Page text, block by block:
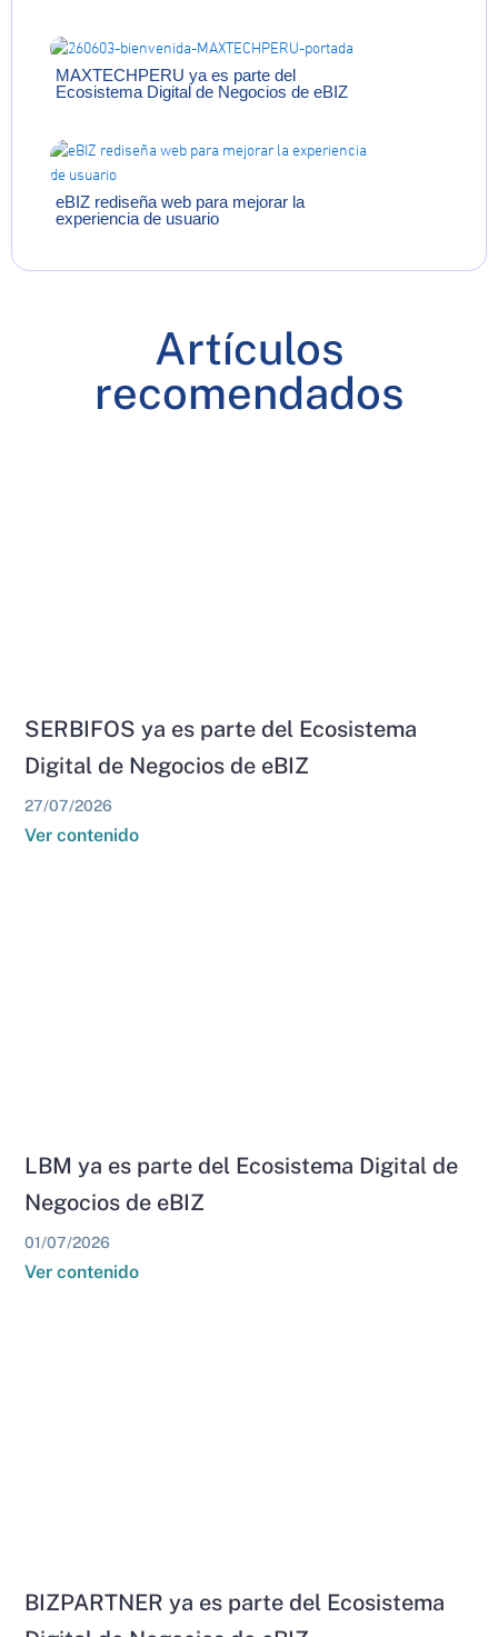
MAXTECHPERU ya es parte del
Ecosistema Digital de Negocios de eBIZ
eBIZ rediseña web para mejorar la
experiencia de usuario
Artículos
recomendados
SERBIFOS ya es parte del Ecosistema
Digital de Negocios de eBIZ
27/07/2026
Ver contenido
LBM ya es parte del Ecosistema Digital de
Negocios de eBIZ
01/07/2026
Ver contenido
BIZPARTNER ya es parte del Ecosistema